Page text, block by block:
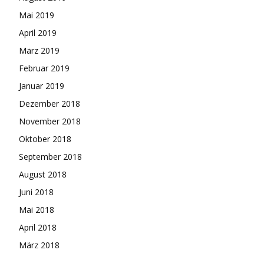
Mai 2019
April 2019
März 2019
Februar 2019
Januar 2019
Dezember 2018
November 2018
Oktober 2018
September 2018
August 2018
Juni 2018
Mai 2018
April 2018
März 2018